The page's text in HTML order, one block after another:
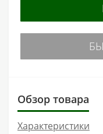
Обзор товара
Характеристики